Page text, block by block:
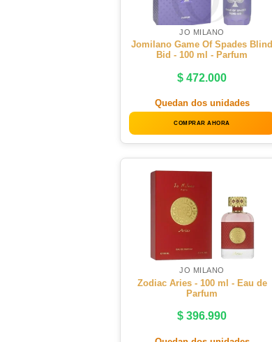
JO MILANO
Jomilano Game Of Spades Blind
Bid - 100 ml - Parfum
$ 472.000
Quedan dos unidades
COMPRAR AHORA
JO MILANO
Zodiac Aries - 100 ml - Eau de
Parfum
$ 396.990